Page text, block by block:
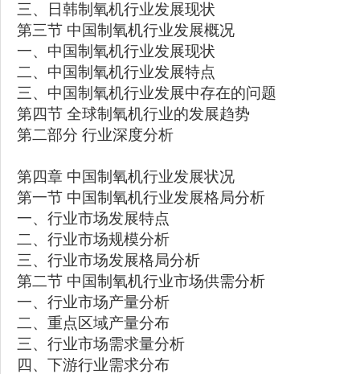
三、日韩制氧机行业发展现状
第三节 中国制氧机行业发展概况
一、中国制氧机行业发展现状
二、中国制氧机行业发展特点
三、中国制氧机行业发展中存在的问题
第四节 全球制氧机行业的发展趋势
第二部分 行业深度分析
第四章 中国制氧机行业发展状况
第一节 中国制氧机行业发展格局分析
一、行业市场发展特点
二、行业市场规模分析
三、行业市场发展格局分析
第二节 中国制氧机行业市场供需分析
一、行业市场产量分析
二、重点区域产量分布
三、行业市场需求量分析
四、下游行业需求分布